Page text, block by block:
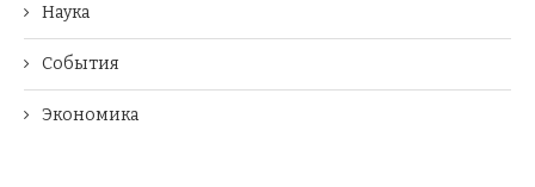
Наука
События
Экономика